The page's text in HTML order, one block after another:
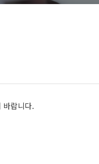
바랍니다.